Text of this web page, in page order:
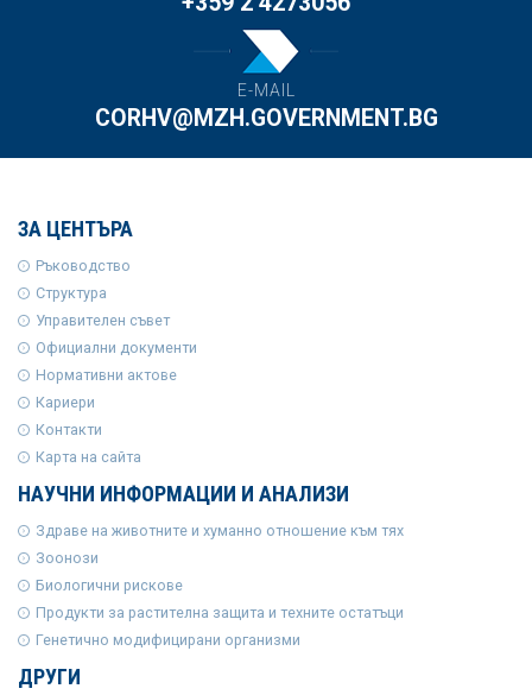
E-MAIL
CORHV@MZH.GOVERNMENT.BG
ЗА ЦЕНТЪРА
Ръководство
Структура
Управителен съвет
Официални документи
Нормативни актове
Кариери
Контакти
Карта на сайта
НАУЧНИ ИНФОРМАЦИИ И АНАЛИЗИ
Здраве на животните и хуманно отношение към тях
Зоонози
Биологични рискове
Продукти за растителна защита и техните остатъци
Генетично модифицирани организми
ДРУГИ